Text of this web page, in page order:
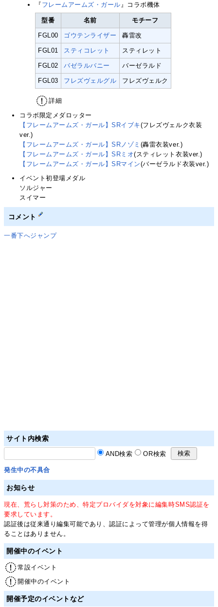
『 フレームアームズ・ガール 』コラボ機体
型番 名前 モチーフ
FGL00 ゴウテンライザー 轟雷改
FGL01 スティコレット スティレット
FGL02 バゼラルバニー バーゼラルド
FGL03 フレズヴェルグル フレズヴェルク
詳細
コラボ限定メダロッター
【フレームアームズ・ガール】SRイブキ(フレズヴェルク衣装
ver.)
【フレームアームズ・ガール】SRノゾミ (轟雷衣装ver.)
【フレームアームズ・ガール】SRミオ(スティレット衣装ver.)
【フレームアームズ・ガール】SRマイン(バーゼラルド衣装ver.)
イベント初登場メダル
ソルジャー
スイマー
コメント
一番下へジャンプ
サイト内検索
AND検索 OR検索
発生中の不具合
お知らせ
現在、荒らし対策のため、特定プロバイダを対象に編集時SMS認証を
要求しています。
認証後は従来通り編集可能であり、認証によって管理が個人情報を得
ることはありません。
開催中のイベント
常設イベント
開催中のイベント
開催予定のイベントなど